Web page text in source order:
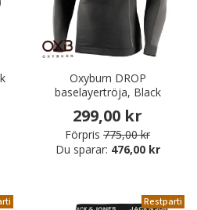
Oxyburn DROP
baselayertröja, Black
299,00 kr
Förpris 775,00 kr
Du sparar: 476,00 kr
Restparti